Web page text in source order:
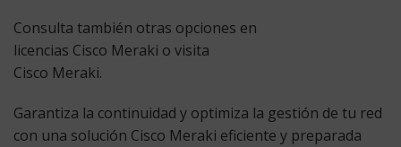
Consulta también otras opciones en
licencias Cisco Meraki o visita
Cisco Meraki.
Garantiza la continuidad y optimiza la gestión de tu red
con una solución Cisco Meraki eficiente y preparada